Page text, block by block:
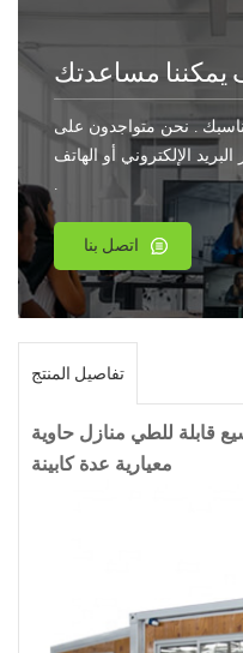
يمكننا مساعدتك
. نحن متواجدون على
الإلكتروني أو الهاتف
اتصل بنا
تفاصيل المنتج
قابلة للطي منازل حاوية
معيارية عدة كابينة